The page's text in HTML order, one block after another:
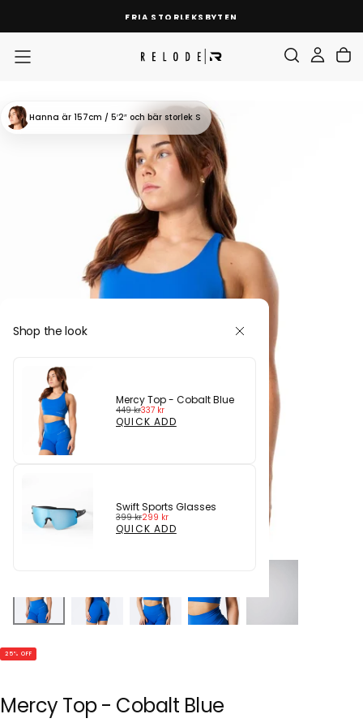
CONTENT
FRIA STORLEKSBYTEN
Hanna är 157cm / 5′2″ och bär storlek S
Shop the look
Mercy Top - Cobalt Blue
Regular
price
449 kr
Sale
price
337 kr
QUICK ADD
Swift Sports Glasses
Regular
price
399 kr
Sale
price
299 kr
QUICK ADD
25% OFF
Mercy Top - Cobalt Blue